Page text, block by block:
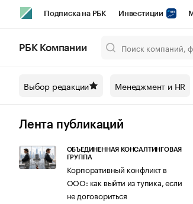
Подписка на РБК Инвестиции
Спецпроекты СПб Конференции СПб
Технологии и медиа
РБК Компании
Выбор редакции Менеджмент и HR
Лента публикаций
ОБЪЕДИНЕННАЯ КОНСАЛТИНГОВАЯ
ГРУППА
Корпоративный конфликт в
ООО: как выйти из тупика, если
не договориться